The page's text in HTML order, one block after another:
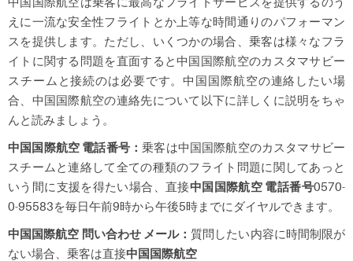
えに一流な安全性フライトとか上等な時間通りのパフォーマン
スを提供します。ただし、いくつかの場合、乗客は様々なフラ
イトに関する問題を直面すると中国国際航空のカスタマサビー
スチームと接続のは必要です。中国国際航空の連絡したい場
合、中国国際航空の連絡先について以下に詳しくに説明をちゃ
んと読みましょう。
中国国際航空 電話番号：乗客は中国国際航空のカスタマサビー
スチームと連絡して全ての種類のフライト問題に関してあっと
いう間に支援を得たい場合、直接中国国際航空 電話番号0570-
0-95583を毎日午前9時から午後5時までにダイヤルできます。
中国国際航空 問い合わせ メール：質問したい内容に時間制限が
ない場合、乗客は直接中国国際航空